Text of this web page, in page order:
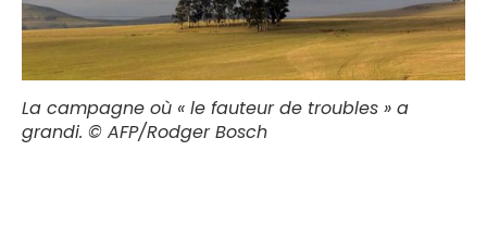
La campagne où « le fauteur de troubles » a
grandi. © AFP/Rodger Bosch